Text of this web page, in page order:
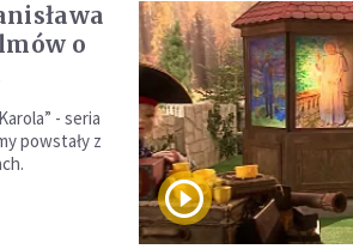
o
- seria
powstały z